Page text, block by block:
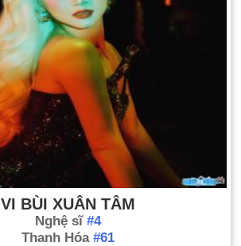
VI BÙI XUÂN TÂM
Nghệ sĩ #4
Thanh Hóa #61